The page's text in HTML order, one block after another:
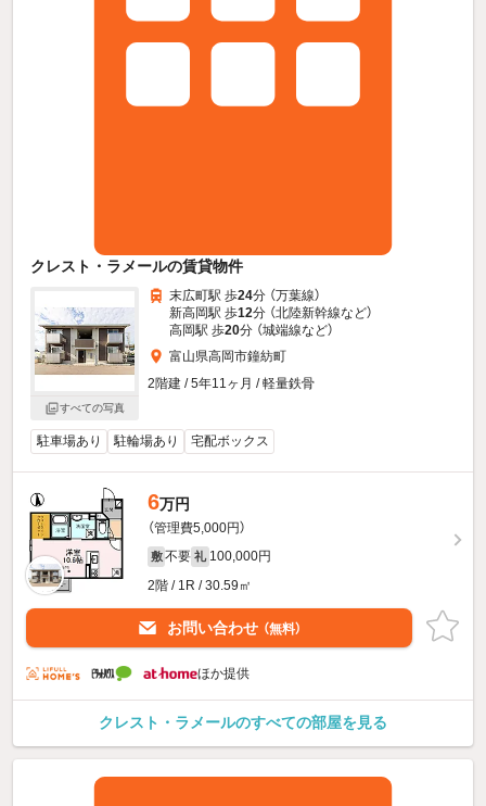
クレスト・ラメールの賃貸物件
すべての写真
末広町駅 歩24分 （万葉線）
新高岡駅 歩12分 （北陸新幹線など）
高岡駅 歩20分 （城端線など）
富山県高岡市鐘紡町
2階建 / 5年11ヶ月 / 軽量鉄骨
駐車場あり 駐輪場あり 宅配ボックス
6万円
（管理費5,000円）
敷 不要 礼 100,000円
2階 / 1R / 30.59㎡
お問い合わせ （無料）
ほか提供
クレスト・ラメールのすべての部屋を見る